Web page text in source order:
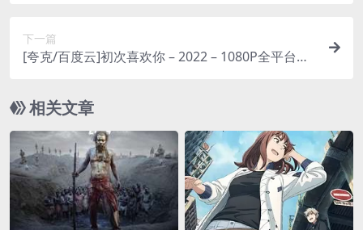
下一篇
[夸克/百度云]初次喜欢你 – 2022 – 1080P全平台热
相关文章